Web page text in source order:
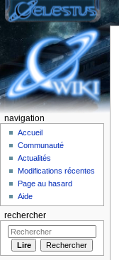
navigation
Accueil
Communauté
Actualités
Modifications récentes
Page au hasard
Aide
rechercher